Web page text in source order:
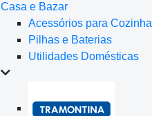
Casa e Bazar
Acessórios para Cozinha
Pilhas e Baterias
Utilidades Domésticas